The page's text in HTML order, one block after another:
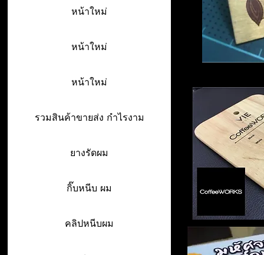
หน้าใหม่
หน้าใหม่
หน้าใหม่
รวมสินค้าขายส่ง กำไรงาม
ยางรัดผม
กิ๊บหนีบ ผม
คลิปหนีบผม